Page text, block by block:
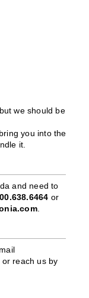
we should be
you into the
it.
and need to
or
.
or reach us by